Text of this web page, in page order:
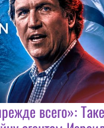
всего»: